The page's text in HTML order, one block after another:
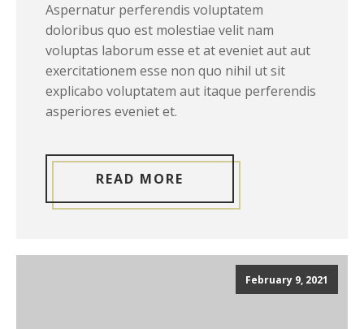
Aspernatur perferendis voluptatem
doloribus quo est molestiae velit nam
voluptas laborum esse et at eveniet aut aut
exercitationem esse non quo nihil ut sit
explicabo voluptatem aut itaque perferendis
asperiores eveniet et.
READ MORE
February 9, 2021